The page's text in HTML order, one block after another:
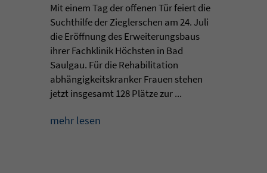
Mit einem Tag der offenen Tür feiert die
Suchthilfe der Zieglerschen am 24. Juli
die Eröffnung des Erweiterungsbaus
ihrer Fachklinik Höchsten in Bad
Saulgau. Für die Rehabilitation
abhängigkeitskranker Frauen stehen
jetzt insgesamt 128 Plätze zur ...
mehr lesen